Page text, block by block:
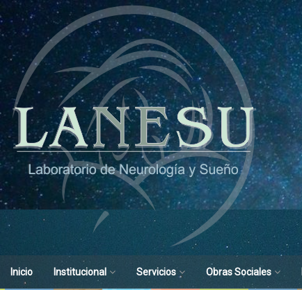
al
contenido
Inicio Institucional Servicios Obras Sociales